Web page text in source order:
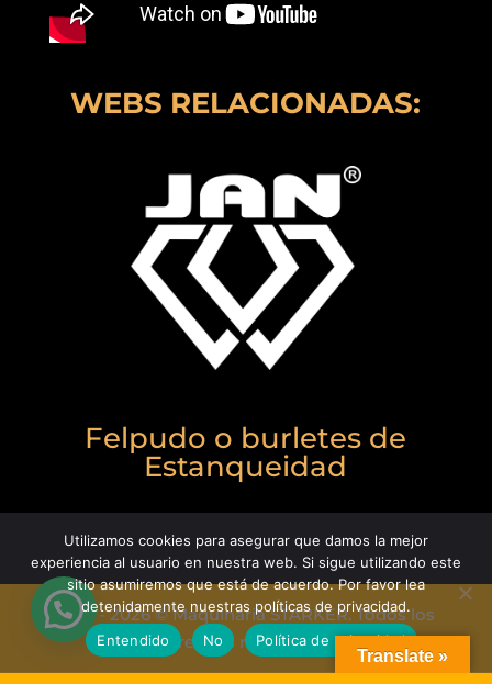
WEBS RELACIONADAS:
Felpudo o burletes de
Estanqueidad
1990 - 2026 © Maquinaria STARKER. Todos los
derechos reservados.
Translate »
Utilizamos cookies para asegurar que damos la mejor
experiencia al usuario en nuestra web. Si sigue utilizando este
sitio asumiremos que está de acuerdo. Por favor lea
detenidamente nuestras políticas de privacidad.
Entendido
No Política de privacidad